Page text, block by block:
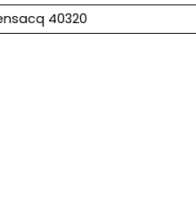
40320